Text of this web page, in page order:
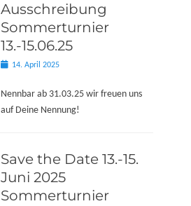
Ausschreibung
Sommerturnier
13.-15.06.25
Posted14. April 2025
Nennbar ab 31.03.25 wir freuen uns
auf Deine Nennung!
Save the Date 13.-15.
Juni 2025
Sommerturnier